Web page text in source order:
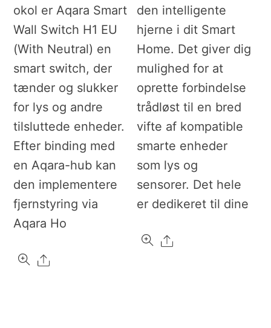
okol er Aqara Smart
Wall Switch H1 EU
(With Neutral) en
smart switch, der
tænder og slukker
for lys og andre
tilsluttede enheder.
Efter binding med
en Aqara-hub kan
den implementere
fjernstyring via
Aqara Ho
Share
den intelligente
hjerne i dit Smart
Home. Det giver dig
mulighed for at
oprette forbindelse
trådløst til en bred
vifte af kompatible
smarte enheder
som lys og
sensorer. Det hele
er dedikeret til dine
Share